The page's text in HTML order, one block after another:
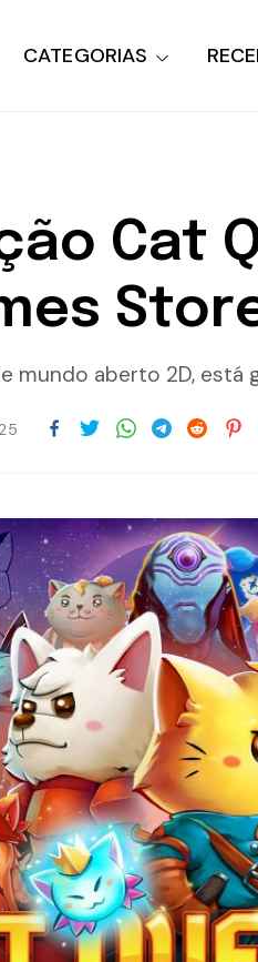
CATEGORIAS
Cat
mundo aberto 2D,